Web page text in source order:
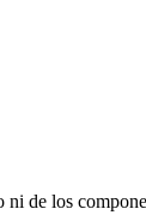
de los